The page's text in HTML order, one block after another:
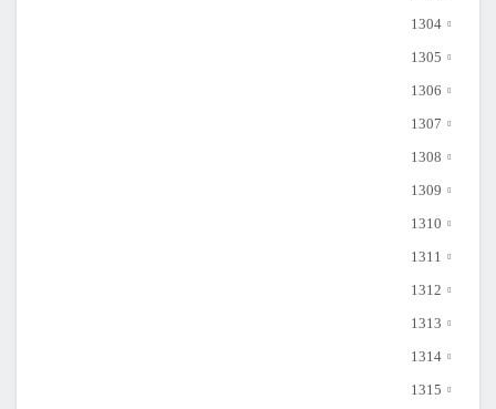
1304
1305
1306
1307
1308
1309
1310
1311
1312
1313
1314
1315